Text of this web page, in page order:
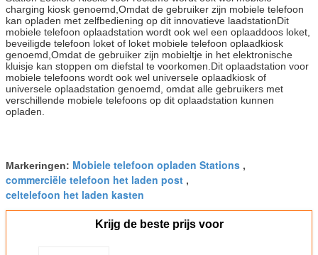
charging kiosk genoemd,Omdat de gebruiker zijn mobiele telefoon
kan opladen met zelfbediening op dit innovatieve laadstationDit
mobiele telefoon oplaadstation wordt ook wel een oplaaddoos loket,
beveiligde telefoon loket of loket mobiele telefoon oplaadkiosk
genoemd,Omdat de gebruiker zijn mobieltje in het elektronische
kluisje kan stoppen om diefstal te voorkomen.Dit oplaadstation voor
mobiele telefoons wordt ook wel universele oplaadkiosk of
universele oplaadstation genoemd, omdat alle gebruikers met
verschillende mobiele telefoons op dit oplaadstation kunnen
opladen.
Markeringen: Mobiele telefoon opladen Stations ,
commerciële telefoon het laden post ,
celtelefoon het laden kasten
Krijg de beste prijs voor